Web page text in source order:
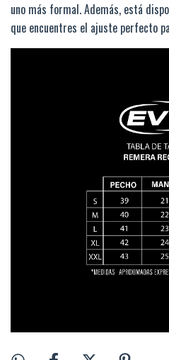
uno más formal. Además, está
que encuentres el ajuste perfecto